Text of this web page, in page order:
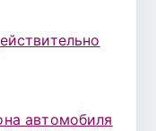
автомобиля